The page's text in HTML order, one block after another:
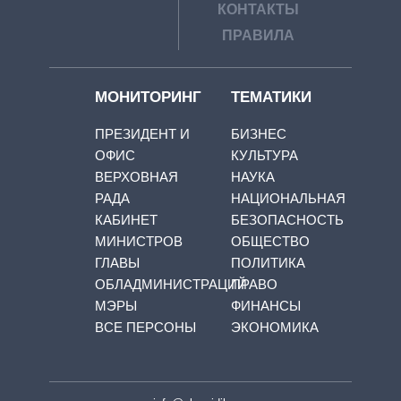
КОНТАКТЫ
ПРАВИЛА
МОНИТОРИНГ
ПРЕЗИДЕНТ И
ОФИС
ВЕРХОВНАЯ
РАДА
КАБИНЕТ
МИНИСТРОВ
ГЛАВЫ
ОБЛАДМИНИСТРАЦИЙ
МЭРЫ
ВСЕ ПЕРСОНЫ
ТЕМАТИКИ
БИЗНЕС
КУЛЬТУРА
НАУКА
НАЦИОНАЛЬНАЯ
БЕЗОПАСНОСТЬ
ОБЩЕСТВО
ПОЛИТИКА
ПРАВО
ФИНАНСЫ
ЭКОНОМИКА